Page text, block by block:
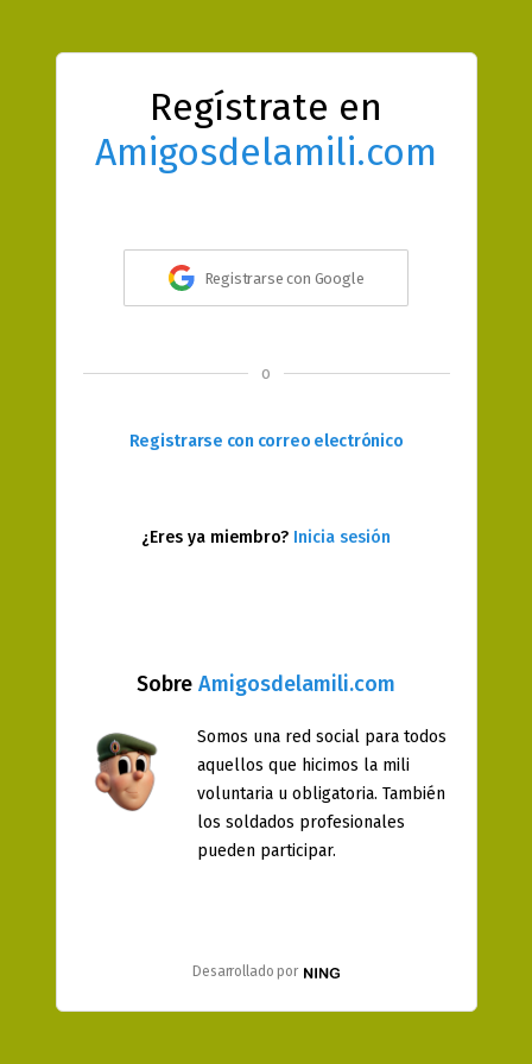
Regístrate en
Amigosdelamili.com
Sobre Amigosdelamili.com
Somos una red social para todos
aquellos que hicimos la mili
voluntaria u obligatoria. También
los soldados profesionales
pueden participar.
Desarrollado por
Registrarse con Google
o
Registrarse con correo electrónico
¿Eres ya miembro? Inicia sesión